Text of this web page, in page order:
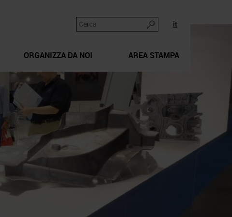
it
ORGANIZZA DA NOI AREA STAMPA